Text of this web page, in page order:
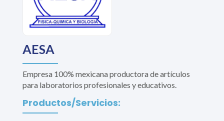
AESA
Empresa 100% mexicana productora de artículos
para laboratorios profesionales y educativos.
Productos/Servicios: